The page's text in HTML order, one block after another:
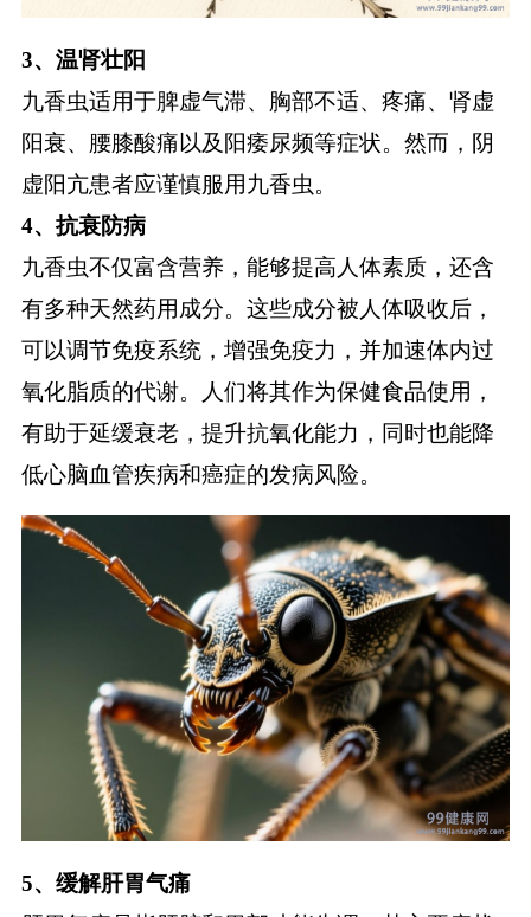
3、温肾壮阳
九香虫适用于脾虚气滞、胸部不适、疼痛、肾虚
阳衰、腰膝酸痛以及阳痿尿频等症状。然而，阴
虚阳亢患者应谨慎服用九香虫。
4、抗衰防病
九香虫不仅富含营养，能够提高人体素质，还含
有多种天然药用成分。这些成分被人体吸收后，
可以调节免疫系统，增强免疫力，并加速体内过
氧化脂质的代谢。人们将其作为保健食品使用，
有助于延缓衰老，提升抗氧化能力，同时也能降
低心脑血管疾病和癌症的发病风险。
5、缓解肝胃气痛